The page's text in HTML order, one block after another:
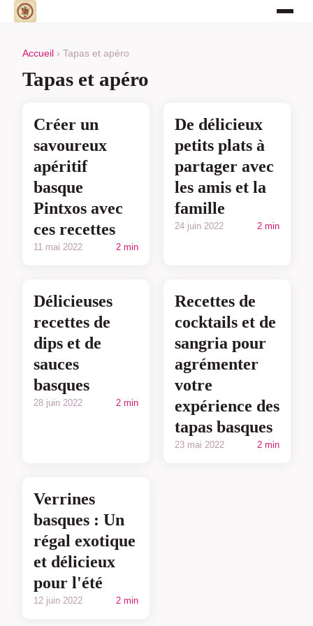
Accueil › Tapas et apéro
Tapas et apéro
Créer un
savoureux
apéritif
basque
Pintxos avec
ces recettes
11 mai 2022 2 min
De délicieux
petits plats à
partager avec
les amis et la
famille
24 juin 2022 2 min
Délicieuses
recettes de
dips et de
sauces
basques
28 juin 2022 2 min
Recettes de
cocktails et de
sangria pour
agrémenter
votre
expérience des
tapas basques
23 mai 2022 2 min
Verrines
basques : Un
régal exotique
et délicieux
pour l'été
12 juin 2022 2 min